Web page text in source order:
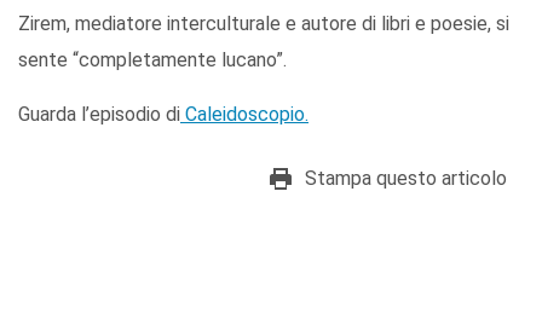
Zirem, mediatore interculturale e autore di libri e poesie, si
sente “completamente lucano”.
Guarda l’episodio di Caleidoscopio.
Stampa questo articolo